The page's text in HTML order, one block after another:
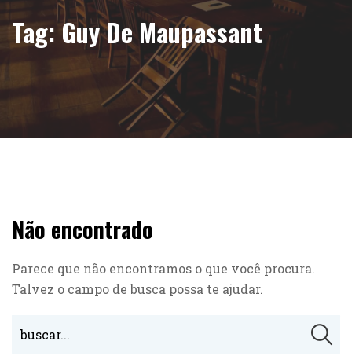
Tag:Guy De Maupassant
Não encontrado
Parece que não encontramos o que você procura.
Talvez o campo de busca possa te ajudar.